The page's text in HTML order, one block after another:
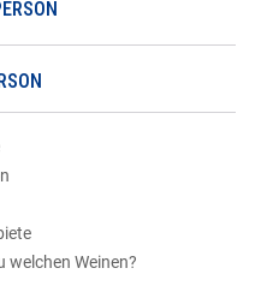
welchen Weinen?